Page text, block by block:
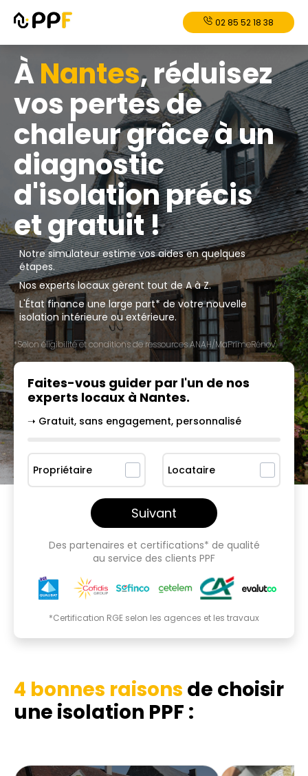
02 85 52 18 38
ÀNantes, réduisez
vos pertes de
chaleur grâce à un
diagnostic
d'isolation précis
et gratuit !
Notre simulateur estime vos aides en quelques
étapes.
Nos experts locaux gèrent tout de A à Z.
L'État finance une large part* de votre nouvelle
isolation intérieure ou extérieure.
*Selon éligibilité et conditions de ressources ANAH/MaPrimeRénov'.
Faites-vous guider par l'un de nos
experts locaux à Nantes.
➝ Gratuit, sans engagement, personnalisé
Propriétaire Locataire
Suivant
Des partenaires et certifications* de qualité
au service des clients PPF
*Certification RGE selon les agences et les travaux
4 bonnes raisons de choisir
une isolation PPF :